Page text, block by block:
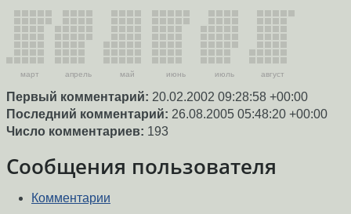
март апрель май июнь июль август
Первый комментарий: 20.02.2002 09:28:58 +00:00
Последний комментарий: 26.08.2005 05:48:20 +00:00
Число комментариев: 193
Сообщения пользователя
Комментарии